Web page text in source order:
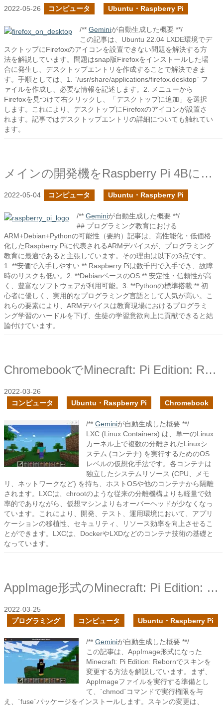
2022-05-26 コンピュータ Ubuntu・Raspberry Pi
/** Geminiが自動生成した概要 **/
この記事は、Ubuntu 22.04 LXDE環境でデ
スクトップにFirefoxのアイコンを設置できない問題を解決する方
法を解説しています。問題はsnap版Firefoxをインストールした場
合に発生し、デスクトップエントリを作成することで解決できま
す。手順としては、1. `/usr/share/applications/firefox.desktop` フ
ァイルを作成し、必要な情報を記述します。2. メニューから
Firefoxを見つけて右クリックし、「デスクトップに追加」を選択
します。これにより、デスクトップにFirefoxのアイコンが設置さ
れます。記事ではデスクトップエントリの詳細についても触れてい
ます。
メインの開発機をRaspberry Pi 4Bにしてみる
2022-05-04 コンピュータ Ubuntu・Raspberry Pi
/** Geminiが自動生成した概要 **/
## プログラミング教育における
ARM+Debian+Pythonの可能性（要約）記事は、高性能化・低価格
化したRaspberry Piに代表されるARMデバイスが、プログラミング
教育に最適であると主張しています。その理由は以下の3点です。
1. **安価で入手しやすい:** Raspberry Piは数千円で入手でき、故障
時のリスクも低い。2. **DebianベースのOS:** 安定性・信頼性が高
く、豊富なソフトウェアが利用可能。3. **Pythonの標準搭載:** 初
心者に優しく、実用的なプログラミング言語として人気が高い。こ
れらの要素により、ARMデバイスは教育現場におけるプログラミ
ング学習のハードルを下げ、生徒の学習意欲向上に貢献できると結
論付けています。
ChromebookでMinecraft: Pi Edition: Rebornを動かしてみた
2022-03-26
コンピュータ
Ubuntu・Raspberry Pi Chromebook
/** Geminiが自動生成した概要 **/
LXC (Linux Containers) は、単一のLinux
カーネル上で複数の分離されたLinuxシ
ステム (コンテナ) を実行するためのOS
レベルの仮想化手法です。各コンテナは
独立したシステムリソース (CPU、メモ
リ、ネットワークなど) を持ち、ホストOSや他のコンテナから隔離
されます。LXCは、chrootのような従来の分離機構よりも軽量で効
率的でありながら、仮想マシンよりもオーバーヘッドが少なくなっ
ています。これにより、開発、テスト、運用環境において、アプリ
ケーションの移植性、セキュリティ、リソース効率を向上させるこ
とができます。LXCは、DockerやLXDなどのコンテナ技術の基礎と
なっています。
AppImage形式のMinecraft: Pi Edition: Rebornでスキンを変更してみた
2022-03-25
プログラミング
コンピュータ Ubuntu・Raspberry Pi
/** Geminiが自動生成した概要 **/
この記事は、AppImage形式になった
Minecraft: Pi Edition: Rebornでスキンを
変更する方法を解説しています。まず、
AppImageファイルを実行する準備とし
て、`chmod`コマンドで実行権限を与
え、`fuse`パッケージをインストールします。スキンの変更は、